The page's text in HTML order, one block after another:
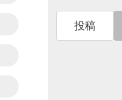
投稿